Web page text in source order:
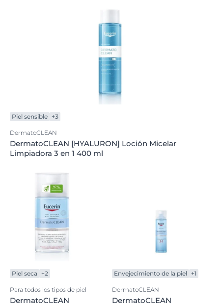
Piel sensible +3
DermatoCLEAN
DermatoCLEAN [HYALURON] Loción Micelar
Limpiadora 3 en 1 400 ml
Piel seca +2
Para todos los tipos de piel
DermatoCLEAN
Envejecimiento de la piel +1
DermatoCLEAN
DermatoCLEAN